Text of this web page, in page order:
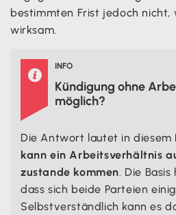
bestimmten Frist jedoch nicht,
wirksam.
 INFO
Kündigung ohne
möglich?
Die Antwort lautet in diesem
kann ein Arbeitsverhältnis
zustande kommen. Die
dass sich beide Parteien
Selbstverständlich kann es